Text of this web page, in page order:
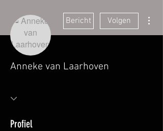
Bericht Volgen
Anneke van Laarhoven
Profiel